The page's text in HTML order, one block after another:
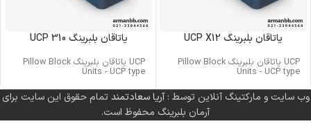
یاتاقان بلبرینگ UCP X12
UCP یاتاقان بلبرینگ Pillow Block
Units - UCP type
یاتاقان بلبرینگ UCP 310
UCP یاتاقان بلبرینگ Pillow Block
Units - UCP type
وب سایت و مارکتینگ آنلاین توسط :آریا سعادتمندتمام حقوق این سایت برای
آرمان بلبرینگ محفوظ است.